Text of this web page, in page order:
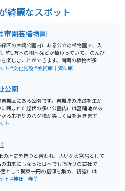
綺麗なスポット
市園芸植物園
区の大崎公園内にある公立の植物園で、入
約1万本の樹木などが植わっていて、のんび
を楽しむことができます。南国の植物が多数
室は、残念ながら2025年5月末で閉館にな
ト #文化施設#美術館｜資料館
公園
槻区にある公園です。岩槻城の城跡を生か
に囲まれた起伏の多い公園内には菖蒲池があ
る朱塗りの八ツ橋が美しく目を惹きます。
が咲く桜の名所です。 人形の街岩槻で
ト
の歴史を持つと言われ、大いなる宮居として
由来にもなった日本でも指折りの古社で
として関東一円の信仰を集め、初詣には多
。 家内安全、商売繁昌、交通安
ト #神社｜寺院